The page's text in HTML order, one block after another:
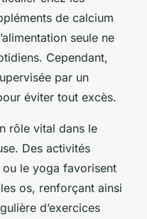
de calcium
seule ne
Cependant,
par un
éviter tout excès.
rôle vital dans le
Des activités
le yoga favorisent
os, renforçant ainsi
d’exercices